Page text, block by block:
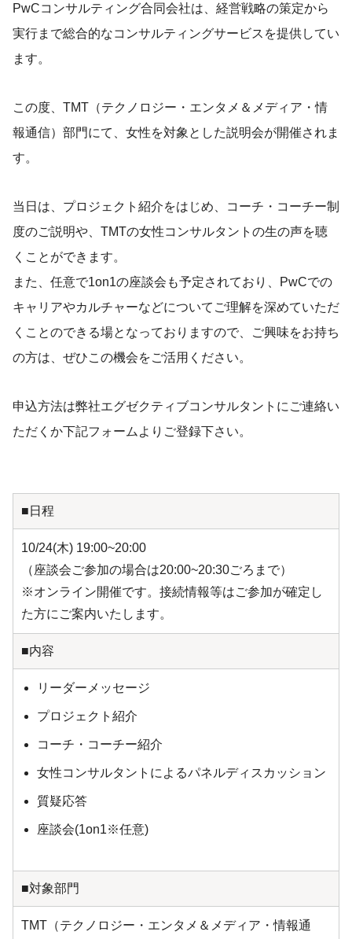
PwCコンサルティング合同会社は、経営戦略の策定から
実行まで総合的なコンサルティングサービスを提供してい
ます。
この度、TMT（テクノロジー・エンタメ＆メディア・情
報通信）部門にて、女性を対象とした説明会が開催されま
す。
当日は、プロジェクト紹介をはじめ、コーチ・コーチー制
度のご説明や、TMTの女性コンサルタントの生の声を聴
くことができます。
また、任意で1on1の座談会も予定されており、PwCでの
キャリアやカルチャーなどについてご理解を深めていただ
くことのできる場となっておりますので、ご興味をお持ち
の方は、ぜひこの機会をご活用ください。
申込方法は弊社エグゼクティブコンサルタントにご連絡い
ただくか下記フォームよりご登録下さい。
■日程
10/24(木) 19:00~20:00
（座談会ご参加の場合は20:00~20:30ごろまで）
※オンライン開催です。接続情報等はご参加が確定し
た方にご案内いたします。
■内容
リーダーメッセージ
プロジェクト紹介
コーチ・コーチー紹介
女性コンサルタントによるパネルディスカッション
質疑応答
座談会(1on1※任意)
■対象部門
TMT（テクノロジー・エンタメ＆メディア・情報通